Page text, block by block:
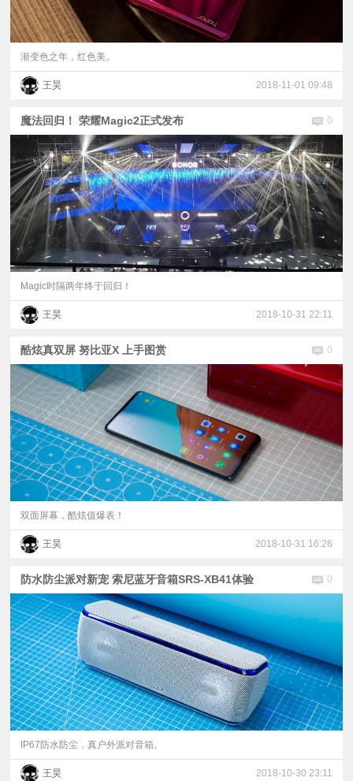
渐变色之年，红色美。
王昊 2018-11-01 09:48
魔法回归！ 荣耀Magic2正式发布 0
Magic时隔两年终于回归！
王昊 2018-10-31 22:11
酷炫真双屏 努比亚X 上手图赏 0
双面屏幕，酷炫值爆表！
王昊 2018-10-31 16:26
防水防尘派对新宠 索尼蓝牙音箱SRS-XB41体验 0
IP67防水防尘，真户外派对音箱。
王昊 2018-10-30 23:11